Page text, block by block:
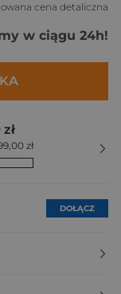
cena detaliczna
w ciągu 24h!
zł
DOŁĄCZ